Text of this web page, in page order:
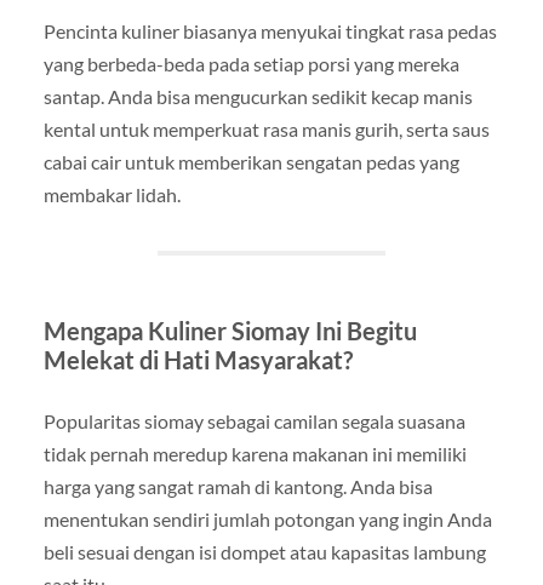
Pencinta kuliner biasanya menyukai tingkat rasa pedas
yang berbeda-beda pada setiap porsi yang mereka
santap. Anda bisa mengucurkan sedikit kecap manis
kental untuk memperkuat rasa manis gurih, serta saus
cabai cair untuk memberikan sengatan pedas yang
membakar lidah.
Mengapa Kuliner Siomay Ini Begitu
Melekat di Hati Masyarakat?
Popularitas siomay sebagai camilan segala suasana
tidak pernah meredup karena makanan ini memiliki
harga yang sangat ramah di kantong. Anda bisa
menentukan sendiri jumlah potongan yang ingin Anda
beli sesuai dengan isi dompet atau kapasitas lambung